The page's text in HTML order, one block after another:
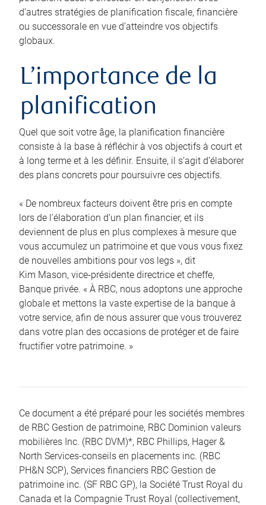
d’autres stratégies de planification fiscale, financière
ou successorale en vue d’atteindre vos objectifs
globaux.
L’importance de la
planification
Quel que soit votre âge, la planification financière
consiste à la base à réfléchir à vos objectifs à court et
à long terme et à les définir. Ensuite, il s’agit d’élaborer
des plans concrets pour poursuivre ces objectifs.
« De nombreux facteurs doivent être pris en compte
lors de l’élaboration d’un plan financier, et ils
deviennent de plus en plus complexes à mesure que
vous accumulez un patrimoine et que vous vous fixez
de nouvelles ambitions pour vos legs », dit
Kim Mason, vice-présidente directrice et cheffe,
Banque privée. « À RBC, nous adoptons une approche
globale et mettons la vaste expertise de la banque à
votre service, afin de nous assurer que vous trouverez
dans votre plan des occasions de protéger et de faire
fructifier votre patrimoine. »
Ce document a été préparé pour les sociétés membres
de RBC Gestion de patrimoine, RBC Dominion valeurs
mobilières Inc. (RBC DVM)*, RBC Phillips, Hager &
North Services-conseils en placements inc. (RBC
PH&N SCP), Services financiers RBC Gestion de
patrimoine inc. (SF RBC GP), la Société Trust Royal du
Canada et la Compagnie Trust Royal (collectivement,